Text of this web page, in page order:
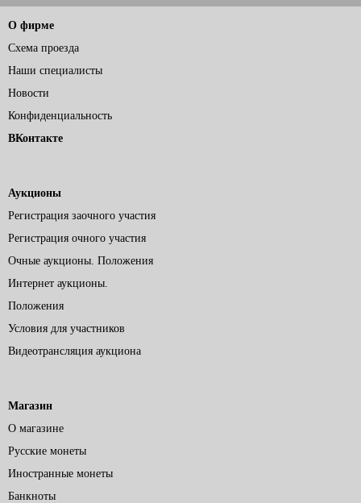
О фирме
Схема проезда
Наши специалисты
Новости
Конфиденциальность
ВКонтакте
Аукционы
Регистрация заочного участия
Регистрация очного участия
Очные аукционы. Положения
Интернет аукционы.
Положения
Условия для участников
Видеотрансляция аукциона
Магазин
О магазине
Русские монеты
Иностранные монеты
Банкноты